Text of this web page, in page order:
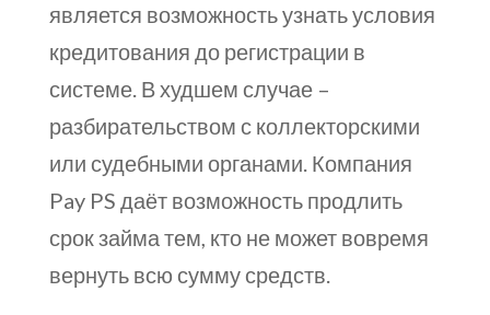
является возможность узнать условия
кредитования до регистрации в
системе. В худшем случае –
разбирательством с коллекторскими
или судебными органами. Компания
Pay PS даёт возможность продлить
срок займа тем, кто не может вовремя
вернуть всю сумму средств.